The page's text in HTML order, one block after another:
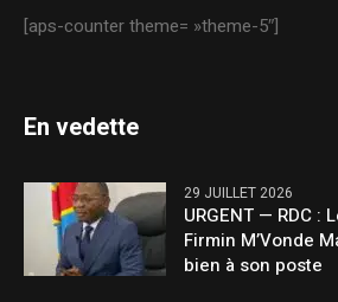
[aps-counter theme= »theme-5″]
En vedette
29 JUILLET 2026
URGENT — RDC :
Firmin M’Vonde
bien à son poste